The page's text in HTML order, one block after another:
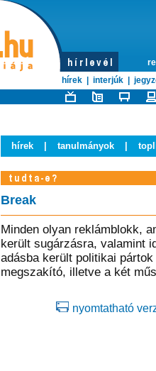
hírek
interjúk
hírek tanulmányok
Break
Minden olyan reklámblokk,
került sugárzásra, valamint
adásba került politikai
megszakító, illetve a két
nyomtatható